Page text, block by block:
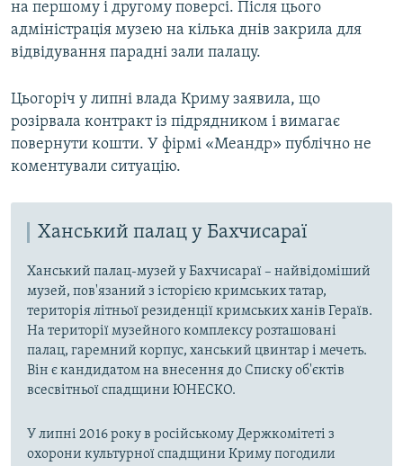
на першому і другому поверсі. Після цього
адміністрація музею на кілька днів закрила для
відвідування парадні зали палацу.
Цьогоріч у липні влада Криму заявила, що
розірвала контракт із підрядником і вимагає
повернути кошти. У фірмі «Меандр» публічно не
коментували ситуацію.
Ханський палац у Бахчисараї
Ханський палац-музей у Бахчисараї – найвідоміший
музей, пов'язаний з історією кримських татар,
територія літньої резиденції кримських ханів Гераїв.
На території музейного комплексу розташовані
палац, гаремний корпус, ханський цвинтар і мечеть.
Він є кандидатом на внесення до Списку об'єктів
всесвітньої спадщини ЮНЕСКО.
У липні 2016 року в російському Держкомітеті з
охорони культурної спадщини Криму погодили